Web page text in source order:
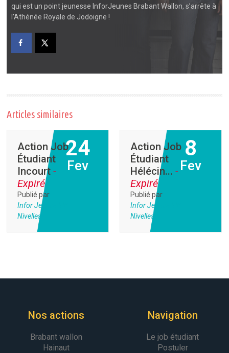
qui est un point jeunesse InforJeunes Brabant Wallon, s’arrête à
l’Athénée Royale de Jodoigne !
Articles similaires
Action Job
Étudiant
Incourt-
Expiré
Publié par
Infor Jeunes BW ·
Nivelles
24
Fev
Action Job
Étudiant
Hélécin...-
Expiré
Publié par
Infor Jeunes BW ·
Nivelles
8
Fev
Nos actions
Brabant wallon
Hainaut
Navigation
Le job étudiant
Postuler